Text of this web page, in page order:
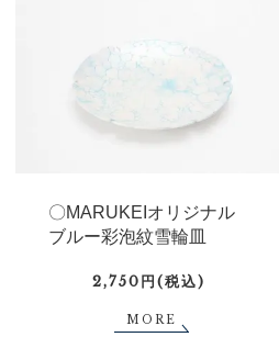
〇MARUKEIオリジナル
ブルー彩泡紋雪輪皿
2,750円(税込)
MORE